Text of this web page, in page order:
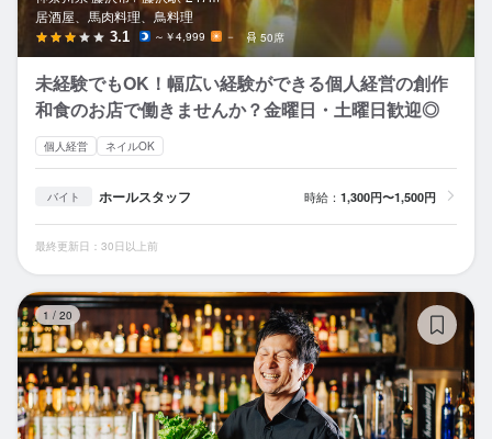
居酒屋、馬肉料理、鳥料理
3.1 ～￥4,999 － 50席
未経験でもOK！幅広い経験ができる個人経営の創作
和食のお店で働きませんか？金曜日・土曜日歓迎◎
個人経営 ネイルOK
バイト ホールスタッフ 時給： 1,300円〜1,500円
最終更新日：30日以上前
1 / 20